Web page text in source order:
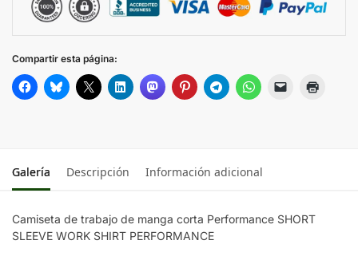
Compartir esta página:
Galería Descripción Información adicional
Camiseta de trabajo de manga corta Performance SHORT
SLEEVE WORK SHIRT PERFORMANCE